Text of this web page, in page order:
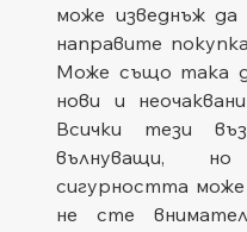
може изведнъж
направите
Може също така
нови и
Всички тези
вълнуващи,
сигурността
не сте